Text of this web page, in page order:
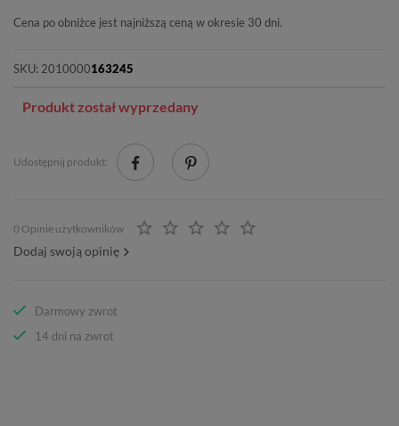
Cena po obniżce jest najniższą ceną w okresie 30 dni.
SKU: 2010000163245
Produkt został wyprzedany
Udostępnij produkt:
0 Opinie użytkowników
Dodaj swoją opinię
Darmowy zwrot
14 dni na zwrot